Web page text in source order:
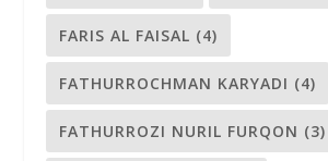
FARIS AL FAISAL (4)
FATHURROCHMAN KARYADI (4)
FATHURROZI NURIL FURQON (3)